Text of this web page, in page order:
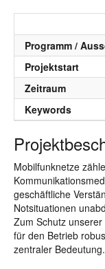
Programm /
Projektstart
Zeitraum
Keywords
Mobilfunknetze
geschäftliche
Notsituationen
Zum Schutz
für den Betrieb
zentraler Bedeutung.